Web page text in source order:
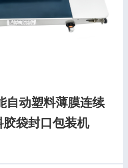
动塑料薄膜连续
袋封口包装机